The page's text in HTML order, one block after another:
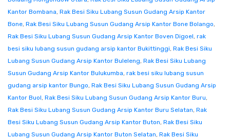
Kantor Bombana, Rak Besi Siku Lubang Susun Gudang Arsip Kantor
Bone, Rak Besi Siku Lubang Susun Gudang Arsip Kantor Bone Bolango,
Rak Besi Siku Lubang Susun Gudang Arsip Kantor Boven Digoel, rak
besi siku lubang susun gudang arsip kantor Bukittinggi, Rak Besi Siku
Lubang Susun Gudang Arsip Kantor Buleleng, Rak Besi Siku Lubang
Susun Gudang Arsip Kantor Bulukumba, rak besi siku lubang susun
gudang arsip kantor Bungo, Rak Besi Siku Lubang Susun Gudang Arsip
Kantor Buol, Rak Besi Siku Lubang Susun Gudang Arsip Kantor Buru,
Rak Besi Siku Lubang Susun Gudang Arsip Kantor Buru Selatan, Rak
Besi Siku Lubang Susun Gudang Arsip Kantor Buton, Rak Besi Siku
Lubang Susun Gudang Arsip Kantor Buton Selatan, Rak Besi Siku